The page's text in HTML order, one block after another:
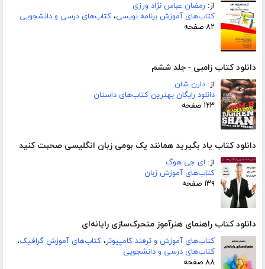
از: رمضان عباس نژاد ورزی
کتاب‌های آموزش برنامه نویسی، کتاب‌های درسی و دانشجویی
۸۲ صفحه
دانلود کتاب زامبی - جلد ششم
از: دارن شان
دانلود رایگان بهترین کتاب‌های داستان
۱۲۳ صفحه
دانلود کتاب یاد بگیرید همانند یک بومی زبان انگلیسی صحبت کنید
از: ای جی هوگ
کتاب‌های آموزش زبان
۱۳۹ صفحه
دانلود کتاب راهنمای هنرآموز متحرک‌سازی رایانه‌ای
کتاب‌های آموزش و ترفند کامپیوتر، کتاب‌های آموزش گرافیک،
کتاب‌های درسی و دانشجویی
۸۸ صفحه